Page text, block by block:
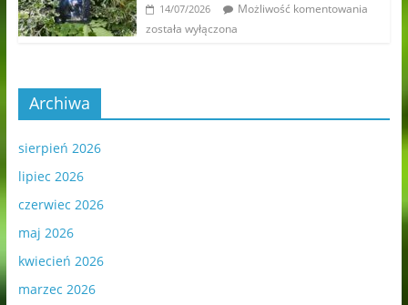
14/07/2026
Możliwość komentowania
została wyłączona
Archiwa
sierpień 2026
lipiec 2026
czerwiec 2026
maj 2026
kwiecień 2026
marzec 2026